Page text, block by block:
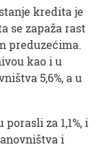
kredita je
se zapaža rast
preduzećima.
kao i u
5,6%, a u
za 1,1%, i
i